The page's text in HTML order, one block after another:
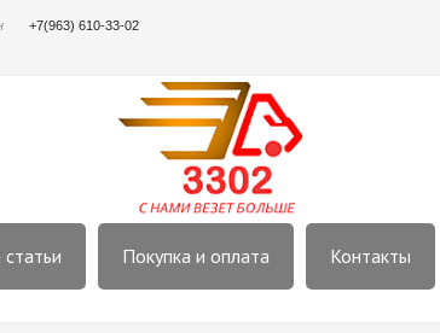
+7(963) 610-33-02
Покупка и оплата Контакты